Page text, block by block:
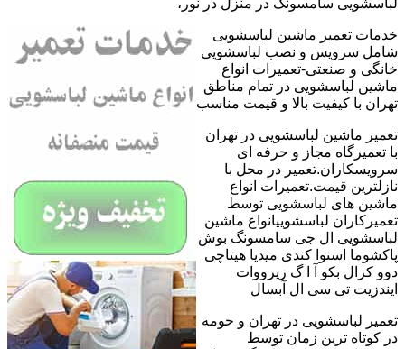
خدمات تعمیر ماشین لباسشویی
شامل سرویس و نصب لباسشویی
خانگی و صنعتی-تعمیرات انواع
ماشین لباسشویی در تمام مناطق
تهران با کیفیت بالا و قیمت مناسب
تعمیر ماشین لباسشویی در تهران
با تعمیرگاه مجاز و حرفه ای
سرویسکاران.تعمیر در محل با
نازلترین قیمت.تعمیرات انواع
ماشین های لباسشویی توسط
تعمیرکاران لباسشوییانواع ماشین
لباسشویی ال جی سامسونگ بوش
پاکشوما اسنوا کندی میدیا هیتاچی
دوو کرال بکو آ ا گ زیرووات
ایندزیت تی سی ال آبسال
تعمیر لباسشویی در تهران و حومه
در کوتاه ترین زمان توسط